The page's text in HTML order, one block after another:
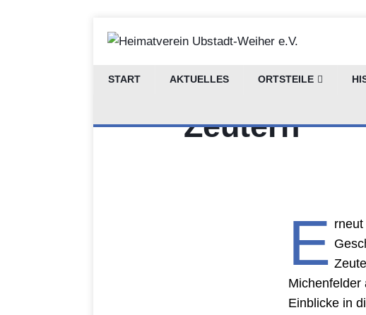
START AKTUELLES ORTSTEILE
Schuh- und
Zeutern
E
Michenfelder
Einblicke in